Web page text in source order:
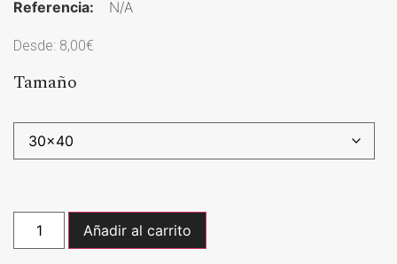
Referencia: N/A
Desde: 8,00€
Tamaño
Añadir al carrito